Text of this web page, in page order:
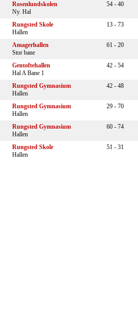
Rosenlundskolen
Ny. Hal
54 - 40
Rungsted Skole
Hallen
13 - 73
Amagerhallen
Stor bane
61 - 20
Gentoftehallen
Hal A Bane 1
42 - 54
Rungsted Gymnasium
Hallen
42 - 48
Rungsted Gymnasium
Hallen
29 - 70
Rungsted Gymnasium
Hallen
60 - 74
Rungsted Skole
Hallen
51 - 31